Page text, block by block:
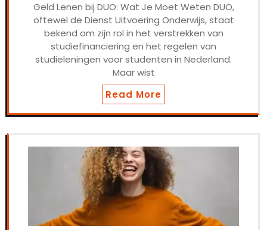
Geld Lenen bij DUO: Wat Je Moet Weten DUO,
oftewel de Dienst Uitvoering Onderwijs, staat
bekend om zijn rol in het verstrekken van
studiefinanciering en het regelen van
studieleningen voor studenten in Nederland.
Maar wist
Read More